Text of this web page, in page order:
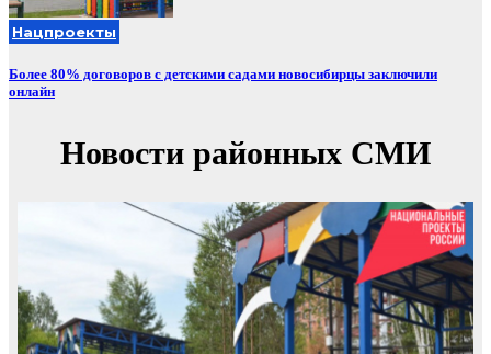
Нацпроекты
Более 80% договоров с детскими садами новосибирцы заключили
онлайн